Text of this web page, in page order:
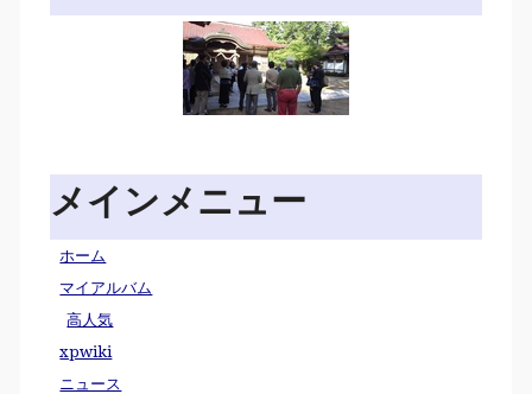
メインメニュー
ホーム
マイアルバム
高人気
xpwiki
ニュース